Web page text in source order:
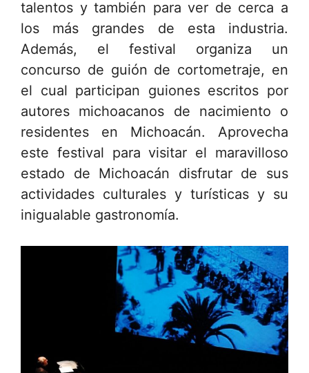
talentos y también para ver de cerca a
los más grandes de esta industria.
Además, el festival organiza un
concurso de guión de cortometraje, en
el cual participan guiones escritos por
autores michoacanos de nacimiento o
residentes en Michoacán. Aprovecha
este festival para visitar el maravilloso
estado de Michoacán disfrutar de sus
actividades culturales y turísticas y su
inigualable gastronomía.